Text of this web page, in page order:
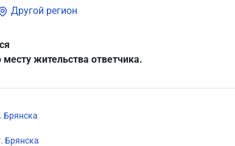
Другой регион
жительства ответчика.
Брянска
Брянска